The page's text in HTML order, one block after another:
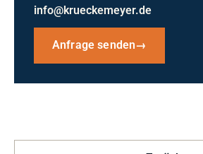
info@krueckemeyer.de
Anfrage senden→